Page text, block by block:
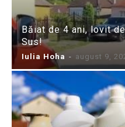
Băiat de 4 ani, lovit
Sus!
Iulia Hoha - august 9,